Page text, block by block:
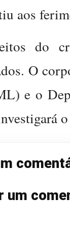
aos
do
O
e o
o
um